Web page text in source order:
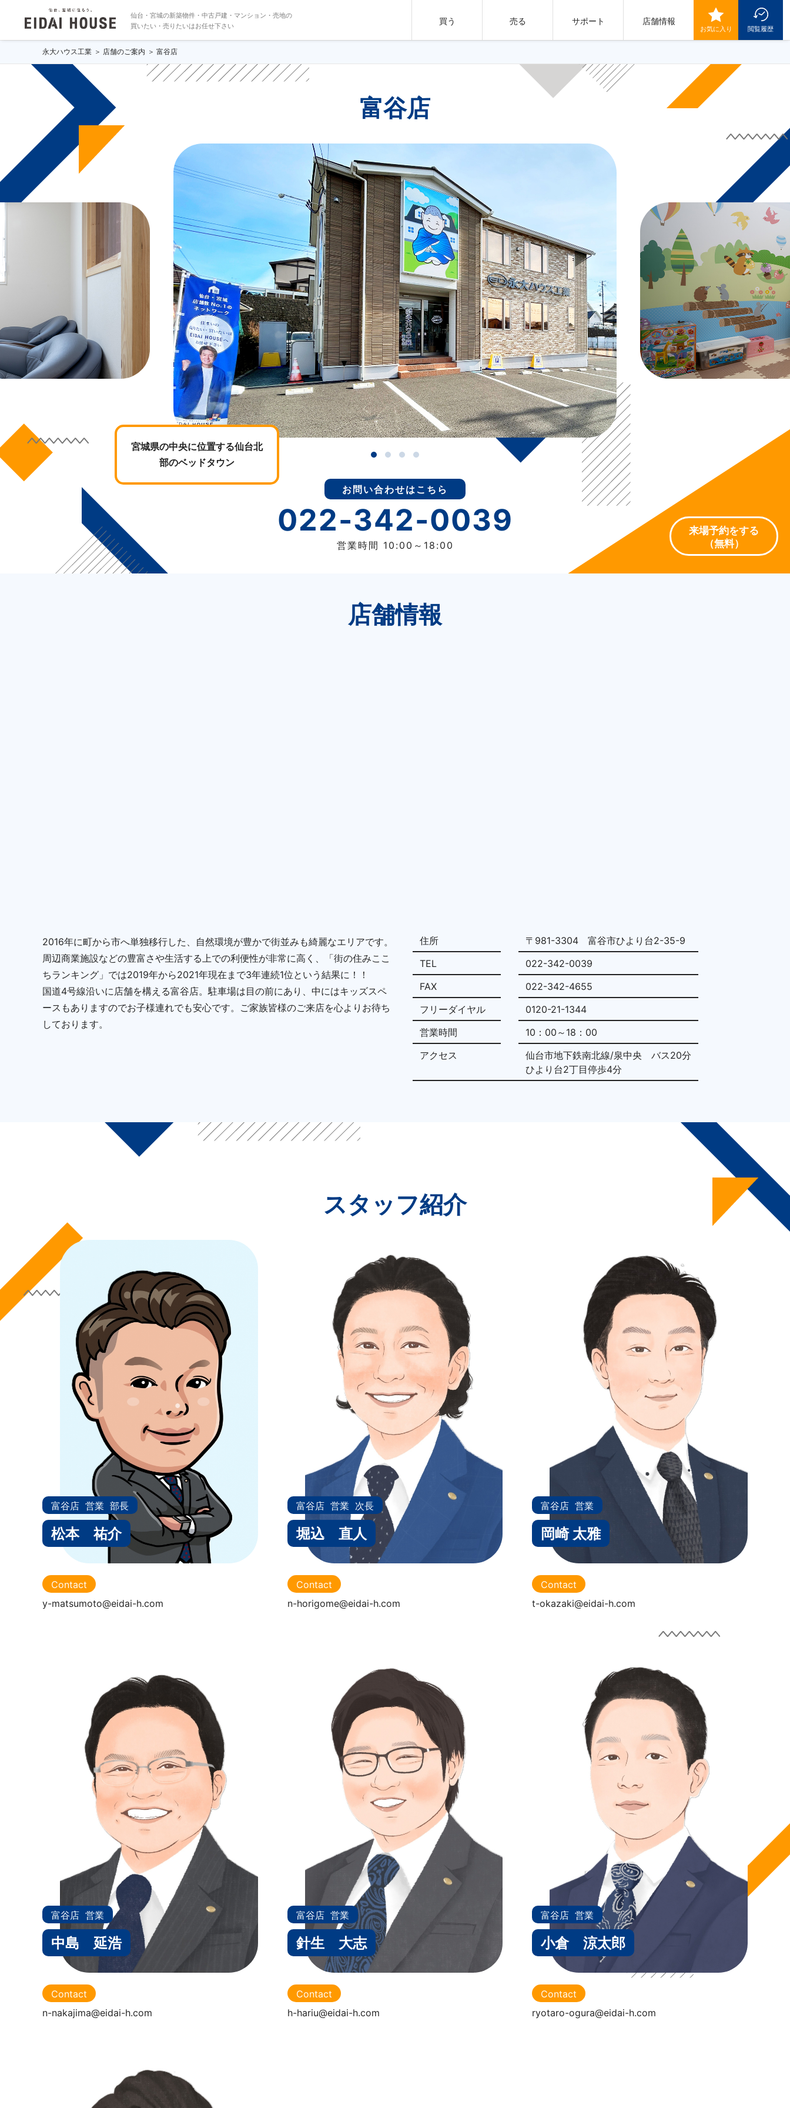
仙台・宮城の新築物件・中古戸建・マンション・売地の
買いたい・売りたいはお任せ下さい
買う 売る サポート 店舗情報
お気に入り 閲覧履歴
永大ハウス工業 店舗のご案内 富谷店
富谷店
宮城県の中央に位置する仙台北
部のベッドタウン
お問い合わせはこちら
022-342-0039
営業時間 10:00～18:00
来場予約をする
（無料）
店舗情報
2016年に町から市へ単独移行した、自然環境が豊かで街並みも綺麗なエリアです。
周辺商業施設などの豊富さや生活する上での利便性が非常に高く、「街の住みここ
ちランキング」では2019年から2021年現在まで3年連続1位という結果に！！
国道4号線沿いに店舗を構える富谷店。駐車場は目の前にあり、中にはキッズスペ
ースもありますのでお子様連れでも安心です。ご家族皆様のご来店を心よりお待ち
しております。
住所
〒981-3304 富谷市ひより台2-35-9
TEL
022-342-0039
FAX
022-342-4655
フリーダイヤル
0120-21-1344
営業時間
10：00～18：00
アクセス
仙台市地下鉄南北線/泉中央 バス20分
ひより台2丁目停歩4分
スタッフ紹介
富谷店 営業 部長
松本 祐介
Contact
y-matsumoto@eidai-h.com
富谷店 営業 次長
堀込 直人
Contact
n-horigome@eidai-h.com
富谷店営業
岡崎 太雅
Contact
t-okazaki@eidai-h.com
富谷店 営業
中島 延浩
Contact
n-nakajima@eidai-h.com
富谷店 営業
針生 大志
Contact
h-hariu@eidai-h.com
富谷店営業
小倉 涼太郎
Contact
ryotaro-ogura@eidai-h.com